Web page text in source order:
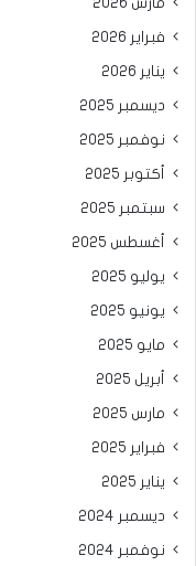
فبراير 2026
يناير 2026
ديسمبر 2025
نوفمبر 2025
أكتوبر 2025
سبتمبر 2025
أغسطس 2025
يوليو 2025
يونيو 2025
مايو 2025
أبريل 2025
مارس 2025
فبراير 2025
يناير 2025
ديسمبر 2024
نوفمبر 2024